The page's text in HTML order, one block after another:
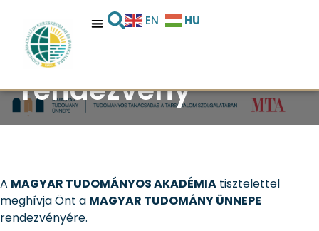
EN HU
A Magyar
Tudomány Ünnepe
rendezvény
A MAGYAR TUDOMÁNYOS AKADÉMIA tisztelettel
meghívja Önt a MAGYAR TUDOMÁNY ÜNNEPE
rendezvényére.